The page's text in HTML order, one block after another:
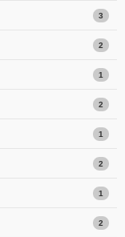
3
2
1
2
1
2
1
2